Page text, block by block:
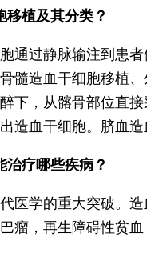
植及其分类？
过静脉输注到患者
髓造血干细胞移植
，从髂骨部位直
造血干细胞。脐血
疗哪些疾病？
学的重大突破。造
瘤，再生障碍性贫